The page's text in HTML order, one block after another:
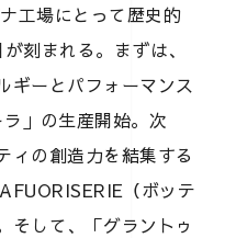
工場にとって歴史的
刻まれる。まずは、
ギーとパフォーマンス
」の生産開始。次
ィの創造力を結集する
（ボッテ
そして、「グラントゥ